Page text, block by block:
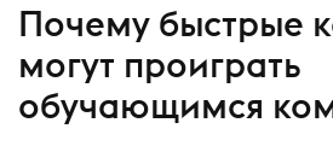
Почему быстрые
могут проиграть
обучающимся